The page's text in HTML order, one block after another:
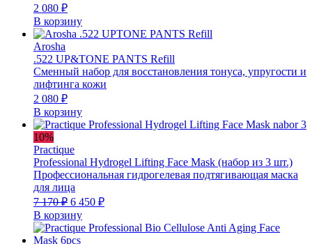
2 080 ₽
В корзину
Arosha
.522 UP&TONE PANTS Refill
Сменный набор для восстановления тонуса, упругости и
лифтинга кожи
2 080 ₽
В корзину
10%
Practique
Professional Hydrogel Lifting Face Mask (набор из 3 шт.)
Профессиональная гидрогелевая подтягивающая маска
для лица
7 170₽ Первоначальная
цена
составляла
7
6 450 ₽Текущая
6
В корзину